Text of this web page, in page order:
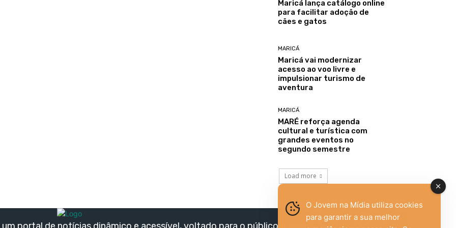
Maricá lança catálogo online
para facilitar adoção de
cães e gatos
MARICÁ
Maricá vai modernizar
acesso ao voo livre e
impulsionar turismo de
aventura
MARICÁ
MARÉ reforça agenda
cultural e turística com
grandes eventos no
segundo semestre
Load more
um portal de notícias dinâmico e acessível, voltado para o público jovem,
O Jovem na Mídia utiliza cookies
para garantir a sua melhor